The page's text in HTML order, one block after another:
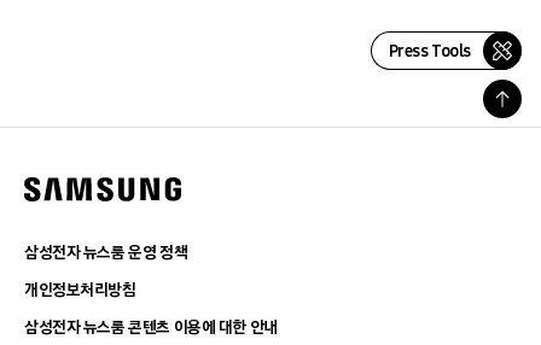
Press Tools
삼성전자 뉴스룸 운영 정책
개인정보처리방침
삼성전자 뉴스룸 콘텐츠 이용에 대한 안내